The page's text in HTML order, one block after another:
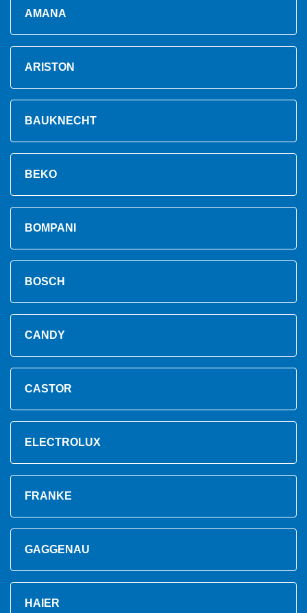
AMANA
ARISTON
BAUKNECHT
BEKO
BOMPANI
BOSCH
CANDY
CASTOR
ELECTROLUX
FRANKE
GAGGENAU
HAIER